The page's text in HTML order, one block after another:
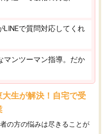
で質問対応してくれ
マンツーマン指導。だか
生が解決！自宅で受
の方の悩みは尽きることが